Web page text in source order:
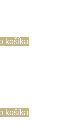
košíka
košíka